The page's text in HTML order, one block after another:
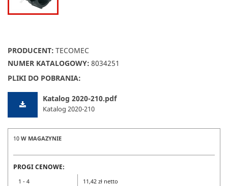
PRODUCENT: TECOMEC
NUMER KATALOGOWY: 8034251
PLIKI DO POBRANIA:
Katalog 2020-210.pdf
Katalog 2020-210
10 W MAGAZYNIE
PROGI CENOWE:
1 - 4
11,42 zł netto